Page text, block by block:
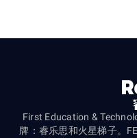
First Education &
牌：睿乐思和火星梯子。